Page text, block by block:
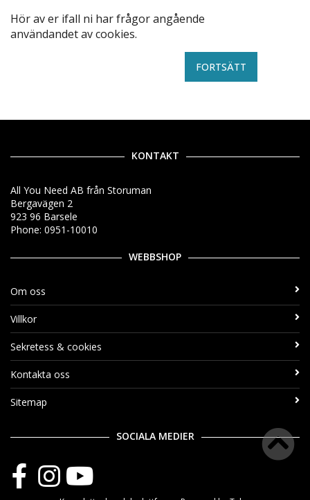
Hör av er ifall ni har frågor angående
användandet av cookies.
FORTSÄTT
KONTAKT
All You Need AB från Storuman
Bergavägen 2
923 96 Barsele
Phone: 0951-10010
WEBBSHOP
Om oss
Villkor
Sekretess & cookies
Kontakta oss
Sitemap
SOCIALA MEDIER